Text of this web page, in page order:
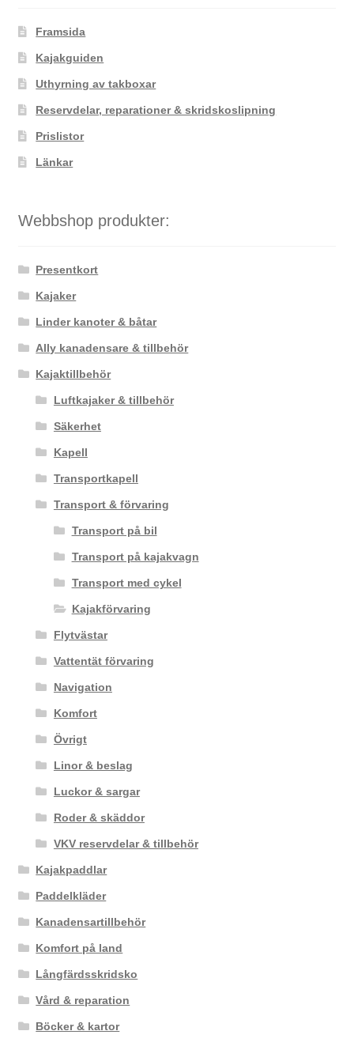
Framsida
Kajakguiden
Uthyrning av takboxar
Reservdelar, reparationer & skridskoslipning
Prislistor
Länkar
Webbshop produkter:
Presentkort
Kajaker
Linder kanoter & båtar
Ally kanadensare & tillbehör
Kajaktillbehör
Luftkajaker & tillbehör
Säkerhet
Kapell
Transportkapell
Transport & förvaring
Transport på bil
Transport på kajakvagn
Transport med cykel
Kajakförvaring
Flytvästar
Vattentät förvaring
Navigation
Komfort
Övrigt
Linor & beslag
Luckor & sargar
Roder & skäddor
VKV reservdelar & tillbehör
Kajakpaddlar
Paddelkläder
Kanadensartillbehör
Komfort på land
Långfärdsskridsko
Vård & reparation
Böcker & kartor